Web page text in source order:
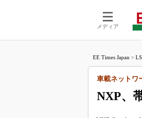
メディア
EE Times Japan >
NXP、
車載ネットワ